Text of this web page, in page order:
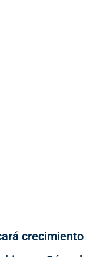
crecimiento